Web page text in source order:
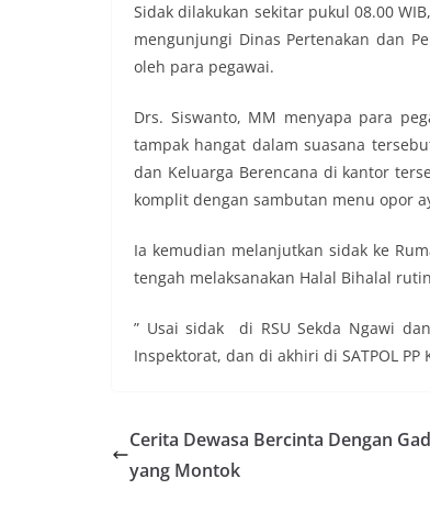
Sidak dilakukan sekitar pukul 08.00 WIB,
mengunjungi Dinas Pertenakan dan
oleh para pegawai.
Drs. Siswanto, MM menyapa para
tampak hangat dalam suasana
dan Keluarga Berencana di kantor
komplit dengan sambutan menu opor
Ia kemudian melanjutkan sidak ke
tengah melaksanakan Halal Bihalal
” Usai sidak di RSU Sekda Ngawi
Inspektorat, dan di akhiri di SATPOL PP
Cerita Dewasa Bercinta Dengan
yang Montok